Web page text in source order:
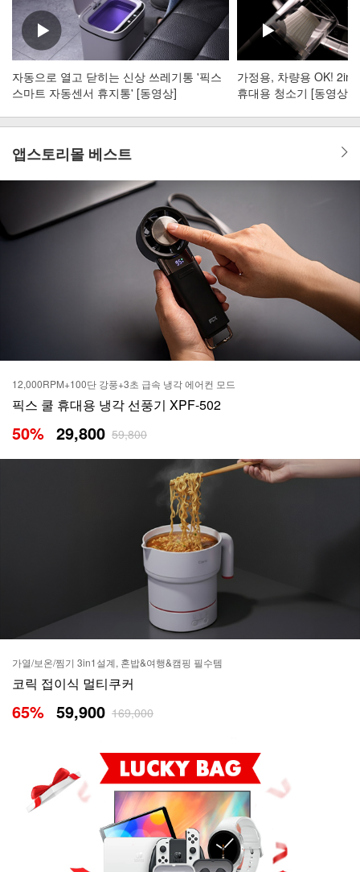
자동으로 열고 닫히는 신상 쓰레기통 '픽스
스마트 자동센서 휴지통' [동영상]
가정용, 차량용 OK!
휴대용 청소기 [동영상]
앱스토리몰 베스트
12,000RPM+100단 강풍+3초 급속 냉각 에어컨 모드
픽스 쿨 휴대용 냉각 선풍기 XPF-502
50% 29,800 59,800
가열/보온/찜기 3in1설계, 혼밥&여행&캠핑 필수템
코릭 접이식 멀티쿠커
65% 59,900 169,000